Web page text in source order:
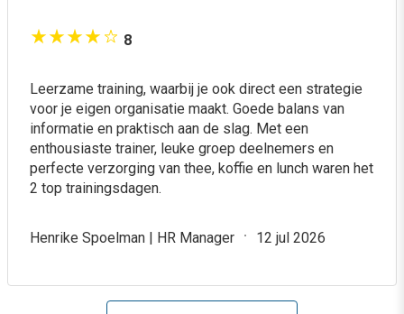
8
Leerzame training, waarbij je ook direct een strategie
voor je eigen organisatie maakt. Goede balans van
informatie en praktisch aan de slag. Met een
enthousiaste trainer, leuke groep deelnemers en
perfecte verzorging van thee, koffie en lunch waren het
2 top trainingsdagen.
Henrike Spoelman | HR Manager 12 jul 2026